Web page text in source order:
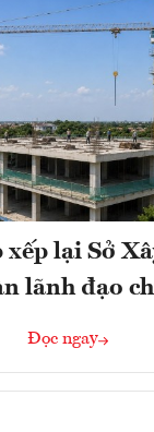
lại Sở
lãnh đạo
Đọc ngay